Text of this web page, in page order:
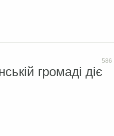
586
громаді діє